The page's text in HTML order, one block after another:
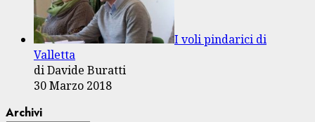
I voli pindarici di
Valletta
di Davide Buratti
30 Marzo 2018
Archivi